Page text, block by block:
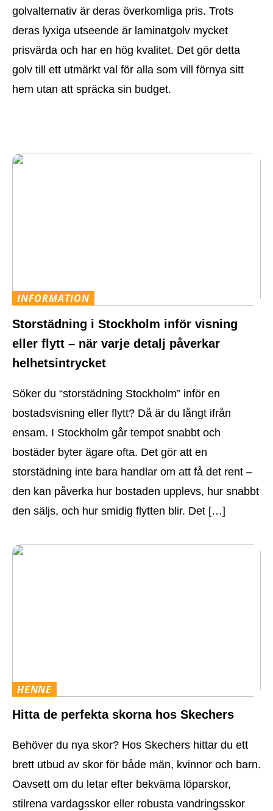
golvalternativ är deras överkomliga pris. Trots
deras lyxiga utseende är laminatgolv mycket
prisvärda och har en hög kvalitet. Det gör detta
golv till ett utmärkt val för alla som vill förnya sitt
hem utan att spräcka sin budget.
INFORMATION
Storstädning i Stockholm inför visning
eller flytt – när varje detalj påverkar
helhetsintrycket
Söker du “storstädning Stockholm” inför en
bostadsvisning eller flytt? Då är du långt ifrån
ensam. I Stockholm går tempot snabbt och
bostäder byter ägare ofta. Det gör att en
storstädning inte bara handlar om att få det rent –
den kan påverka hur bostaden upplevs, hur snabbt
den säljs, och hur smidig flytten blir. Det […]
HENNE
Hitta de perfekta skorna hos Skechers
Behöver du nya skor? Hos Skechers hittar du ett
brett utbud av skor för både män, kvinnor och barn.
Oavsett om du letar efter bekväma löparskor,
stilrena vardagsskor eller robusta vandringsskor